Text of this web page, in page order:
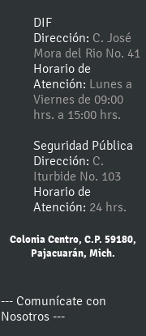
DIF
Dirección: C. José
Mora del Rio No. 41
Horario de
Atención: Lunes a
Viernes de 09:00
hrs. a 15:00 hrs.
Seguridad Pública
Dirección: C.
Iturbide No. 103
Horario de
Atención: 24 hrs.
Colonia Centro, C.P. 59180,
Pajacuarán, Mich.
--- Comunícate con
Nosotros ---